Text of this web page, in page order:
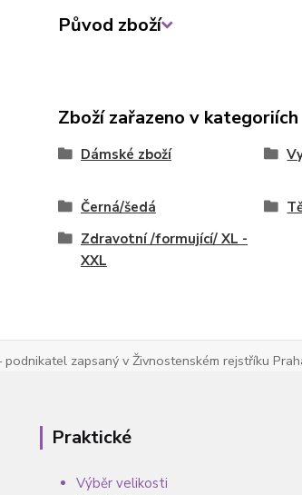
Původ zboží
Zboží zařazeno v kategoriích
Dámské zboží
Černá/šedá
Zdravotní /formující/ XL -
XXL
zapsaný v Živnostenském rejstříku
Praktické
Výběr velikosti